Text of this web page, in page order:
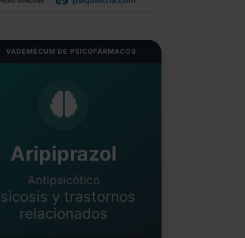
VADEMÉCUM DE PSICOFÁRMACOS
Aripiprazol
Antipsicótico
y trastornos
relacionados